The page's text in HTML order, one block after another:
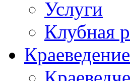
Услуги
Клубная
Краеведение